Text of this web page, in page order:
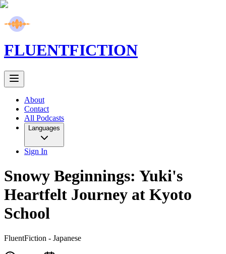
FLUENTFICTION
About
Contact
All Podcasts
Languages
Sign In
Snowy Beginnings: Yuki's
Heartfelt Journey at Kyoto
School
FluentFiction - Japanese